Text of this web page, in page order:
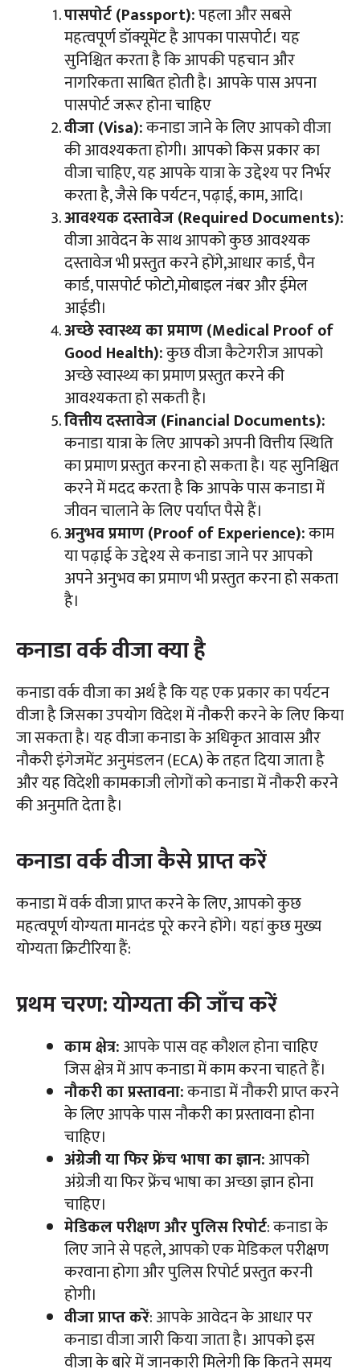
पासपोर्ट (Passport):पहला और सबसे
महत्वपूर्ण डॉक्यूमेंट है आपका पासपोर्ट। यह
सुनिश्चित करता है कि आपकी पहचान और
नागरिकता साबित होती है। आपके पास अपना
पासपोर्ट जरूर होना चाहिए
वीजा (Visa):कनाडा जाने के लिए आपको वीजा
की आवश्यकता होगी। आपको किस प्रकार का
वीजा चाहिए, यह आपके यात्रा के उद्देश्य पर निर्भर
करता है, जैसे कि पर्यटन, पढ़ाई, काम, आदि।
आवश्यक दस्तावेज (Required Documents):
वीजा आवेदन के साथ आपको कुछ आवश्यक
दस्तावेज भी प्रस्तुत करने होंगे,आधार कार्ड, पैन
कार्ड, पासपोर्ट फोटो,मोबाइल नंबर और ईमेल
आईडी।
अच्छे स्वास्थ्य का प्रमाण (Medical Proof of
Good Health):कुछ वीजा कैटेगरीज आपको
अच्छे स्वास्थ्य का प्रमाण प्रस्तुत करने की
आवश्यकता हो सकती है।
वित्तीय दस्तावेज (Financial Documents):
कनाडा यात्रा के लिए आपको अपनी वित्तीय स्थिति
का प्रमाण प्रस्तुत करना हो सकता है। यह सुनिश्चित
करने में मदद करता है कि आपके पास कनाडा में
जीवन चालाने के लिए पर्याप्त पैसे हैं।
अनुभव प्रमाण (Proof of Experience):काम
या पढ़ाई के उद्देश्य से कनाडा जाने पर आपको
अपने अनुभव का प्रमाण भी प्रस्तुत करना हो सकता
है।
कनाडा वर्क वीजा क्या है
कनाडा वर्क वीजा का अर्थ है कि यह एक प्रकार का पर्यटन
वीजा है जिसका उपयोग विदेश में नौकरी करने के लिए किया
जा सकता है। यह वीजा कनाडा के अधिकृत आवास और
नौकरी इंगेजमेंट अनुमंडलन (ECA) के तहत दिया जाता है
और यह विदेशी कामकाजी लोगों को कनाडा में नौकरी करने
की अनुमति देता है।
कनाडा वर्क वीजा कैसे प्राप्त करें
कनाडा में वर्क वीजा प्राप्त करने के लिए, आपको कुछ
महत्वपूर्ण योग्यता मानदंड पूरे करने होंगे। यहां कुछ मुख्य
योग्यता क्रिटीरिया हैं:
प्रथम चरण: योग्यता की जाँच करें
काम क्षेत्र:आपके पास वह कौशल होना चाहिए
जिस क्षेत्र में आप कनाडा में काम करना चाहते हैं।
नौकरी का प्रस्तावना:कनाडा में नौकरी प्राप्त करने
के लिए आपके पास नौकरी का प्रस्तावना होना
चाहिए।
अंग्रेजी या फिर फ्रेंच भाषा का ज्ञान:आपको
अंग्रेजी या फिर फ्रेंच भाषा का अच्छा ज्ञान होना
चाहिए।
मेडिकल परीक्षण और पुलिस रिपोर्ट: कनाडा के
लिए जाने से पहले, आपको एक मेडिकल परीक्षण
करवाना होगा और पुलिस रिपोर्ट प्रस्तुत करनी
होगी।
वीजा प्राप्त करें: आपके आवेदन के आधार पर
कनाडा वीजा जारी किया जाता है। आपको इस
वीजा के बारे में जानकारी मिलेगी कि कितने समय